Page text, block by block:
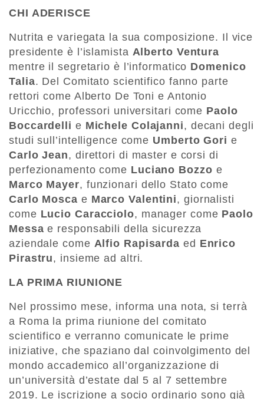
CHI ADERISCE
Nutrita e variegata la sua composizione. Il vice
presidente è l’islamista Alberto Ventura
mentre il segretario è l’informatico Domenico
Talia. Del Comitato scientifico fanno parte
rettori come Alberto De Toni e Antonio
Uricchio, professori universitari come Paolo
Boccardelli e Michele Colajanni, decani degli
studi sull’intelligence come Umberto Gori e
Carlo Jean, direttori di master e corsi di
perfezionamento come Luciano Bozzo e
Marco Mayer, funzionari dello Stato come
Carlo Mosca e Marco Valentini, giornalisti
come Lucio Caracciolo, manager come Paolo
Messa e responsabili della sicurezza
aziendale come Alfio Rapisarda ed Enrico
Pirastru, insieme ad altri.
LA PRIMA RIUNIONE
Nel prossimo mese, informa una nota, si terrà
a Roma la prima riunione del comitato
scientifico e verranno comunicate le prime
iniziative, che spaziano dal coinvolgimento del
mondo accademico all’organizzazione di
un’università d’estate dal 5 al 7 settembre
2019. Le iscrizione a socio ordinario sono già